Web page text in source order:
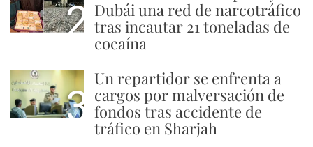
2 Dubái una red de narcotráfico
tras incautar 21 toneladas de
cocaína
3
Un repartidor se enfrenta a
cargos por malversación de
fondos tras accidente de
tráfico en Sharjah